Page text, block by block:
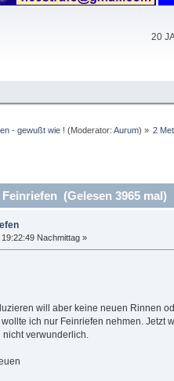
20
- gewußt wie ! (Moderator: Aurum) » 2
(Gelesen 3965 mal)
Nachmittag »
will aber keine neuen Rinnen
ich nur Feinriefen nehmen.
verwunderlich.